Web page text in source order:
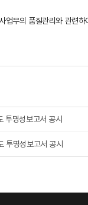
업무의 품질관리와 관련하
투명성보고서 공시
투명성보고서 공시